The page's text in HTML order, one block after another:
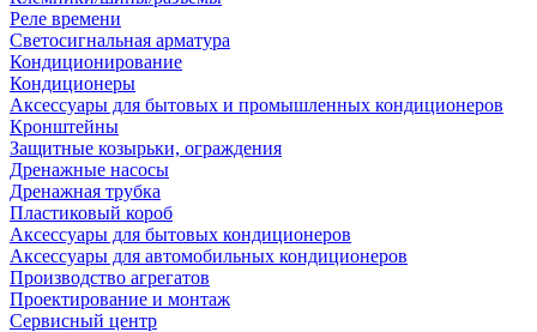
Реле времени
Светосигнальная арматура
Кондиционирование
Кондиционеры
Аксессуары для бытовых и промышленных кондиционеров
Кронштейны
Защитные козырьки, ограждения
Дренажные насосы
Дренажная трубка
Пластиковый короб
Аксессуары для бытовых кондиционеров
Аксессуары для автомобильных кондиционеров
Производство агрегатов
Проектирование и монтаж
Сервисный центр